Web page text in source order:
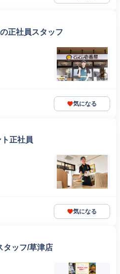
正社員スタッフ
気になる
正社員
気になる
タッフ/草津店